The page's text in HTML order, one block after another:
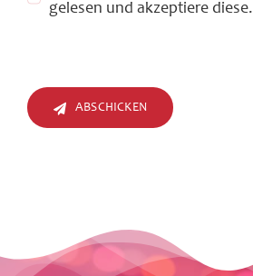
gelesen und akzeptiere diese.
ABSCHICKEN